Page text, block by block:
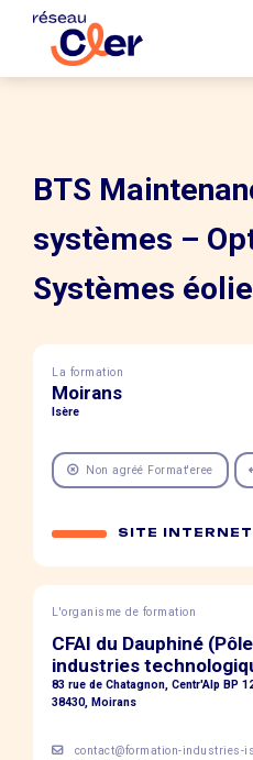
BTS
systèmes –
Systèmes
La formation
Moirans
Isère
Non agréé Format'eree
SITE INTERNET
L'organisme de formation
CFAI du Dauphiné
industries
83 rue de Chatagnon, Centr'Alp BP
38430, Moirans
contact@formation-industries-